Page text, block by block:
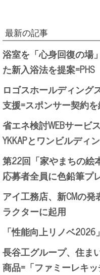
最新の記事
浴室を「心身回復の場
た新入浴法を提案=PHS
ロゴスホールディング
支援=スポンサー契約
省エネ検討WEBサービ
YKKAPとワンビルディ
第22回「家やまちの絵
応募者全員に色鉛筆プ
アイ工務店、新CMの
ラクターに起用
「性能向上リノベ
長谷工グループ、住ま
商品=「ファミーレキ